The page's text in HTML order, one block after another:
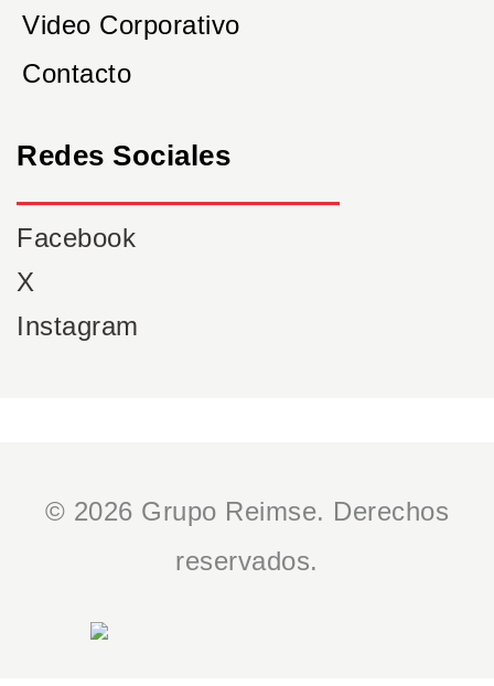
Video Corporativo
Contacto
Redes Sociales
Facebook
X
Instagram
© 2026 Grupo Reimse. Derechos
reservados.